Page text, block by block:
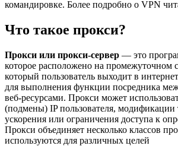
командировке. Более подробно о VPN
Что такое прокси?
Прокси или прокси-сервер — это
которое расположено на промежуточном
который пользователь выходит в
для выполнения функции посредника
веб-ресурсами. Прокси может
(подмены) IP пользователя, модификации
ускорения или ограничения доступа к
Прокси объединяет несколько классов
используются для различных целей